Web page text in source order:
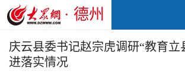
· 德州
庆云县委书记赵宗虎调研“教育立
进落实情况